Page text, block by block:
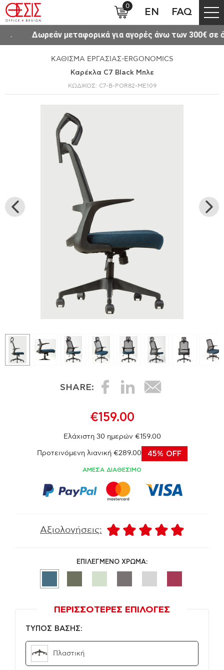
για αγορές άνω των 300€ σε όλη την Ελλάδα.
ΚΑΘΙΣΜΑ ΕΡΓΑΣΙΑΣ-ERGONOMICS
Καρέκλα C7 Black Μπλε
ΚΩΔΙΚΟΣ: C7-B-POR82-ME109
SHARE:
€159.00
Ελάχιστη 30 ημερών €159.00
Προτεινόμενη λιανική €289.00 45% OFF
ΑΜΕΣΑ ΔΙΑΘΕΣΙΜΟ
Αξιολογήσεις:
ΕΠΙΛΕΓΜΕΝΟ ΧΡΩΜΑ:
ΠΕΡΙΣΣΟΤΕΡΕΣ ΕΠΙΛΟΓΕΣ
ΤΥΠΟΣ ΒΑΣΗΣ:
Πλαστική
0
EN FAQ